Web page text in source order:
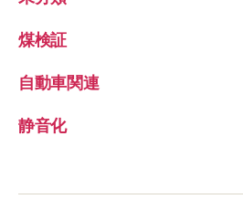
煤検証
自動車関連
静音化